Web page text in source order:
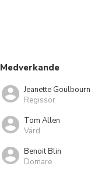
Medverkande
Jeanette Goulbourn
Regissör
Tom Allen
Värd
Benoit Blin
Domare